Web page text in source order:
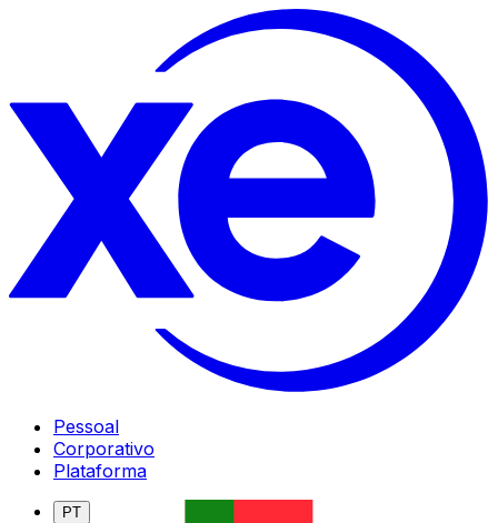
Pessoal
Corporativo
Plataforma
PT